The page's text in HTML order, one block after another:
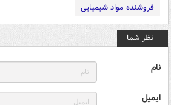
فروشنده مواد شیمیایی
نظر شما
نام
ایمیل